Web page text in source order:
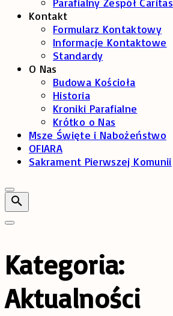
Kontakt
Formularz Kontaktowy
Informacje Kontaktowe
Standardy
O Nas
Budowa Kościoła
Historia
Kroniki Parafialne
Krótko o Nas
Msze Święte i Nabożeństwo
OFIARA
Sakrament Pierwszej Komunii
Kategoria:
Aktualności